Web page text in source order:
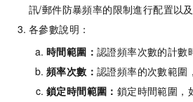
訊/郵件防暴頻率的限制進行配置以及
各參數說明：
時間範圍： 認證頻率次數的計數
頻率次數： 認證頻率的次數範圍
鎖定時間範圍： 鎖定時間範圍，